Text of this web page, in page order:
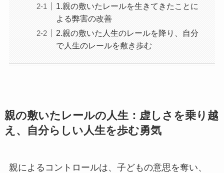
1.親の敷いたレールを生きてきたことに
よる弊害の改善
2.親の敷いた人生のレールを降り、自分
で人生のレールを敷き歩む
親の敷いたレールの人生：虚しさを乗り越
え、自分らしい人生を歩む勇気
親によるコントロールは、子どもの意思を奪い、